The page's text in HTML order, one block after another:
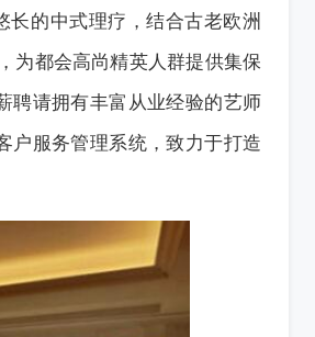
长的中式理疗，结合古老欧洲
为都会高尚精英人群提供集保
聘请拥有丰富从业经验的艺师
户服务管理系统，致力于打造